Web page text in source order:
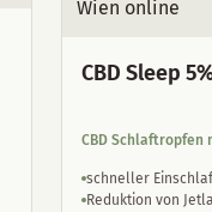
CBD Sleep
CBD Schlaftropfen
schneller
Reduktion von